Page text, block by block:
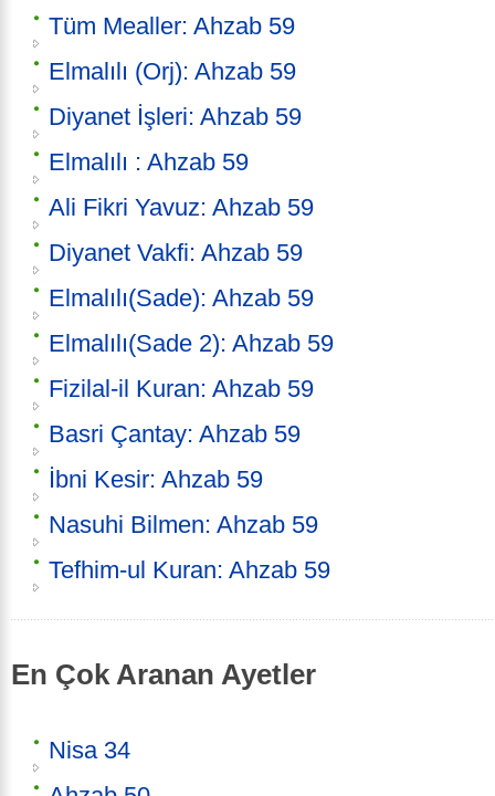
Tüm Mealler: Ahzab 59
Elmalılı (Orj): Ahzab 59
Diyanet İşleri: Ahzab 59
Elmalılı : Ahzab 59
Ali Fikri Yavuz: Ahzab 59
Diyanet Vakfi: Ahzab 59
Elmalılı(Sade): Ahzab 59
Elmalılı(Sade 2): Ahzab 59
Fizilal-il Kuran: Ahzab 59
Basri Çantay: Ahzab 59
İbni Kesir: Ahzab 59
Nasuhi Bilmen: Ahzab 59
Tefhim-ul Kuran: Ahzab 59
En Çok Aranan Ayetler
Nisa 34